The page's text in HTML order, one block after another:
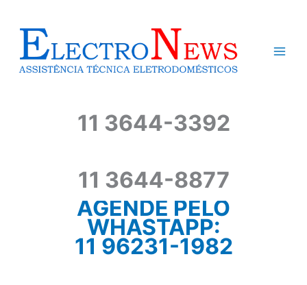
conteúdo
11 3644-3392
11 3644-8877
AGENDE PELO
WHASTAPP:
11 96231-1982